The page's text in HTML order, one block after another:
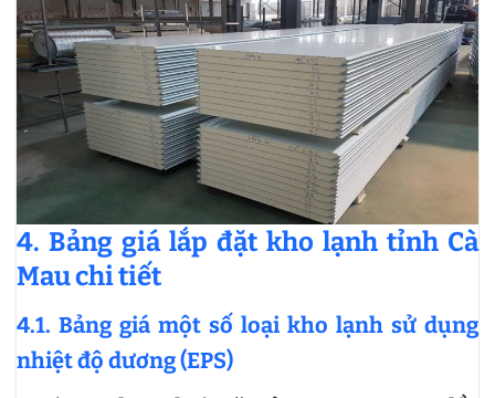
4. Bảng giá lắp đặt kho lạnh tỉnh Cà
Mau chi tiết
4.1. Bảng giá một số loại kho lạnh sử dụng
nhiệt độ dương (EPS)